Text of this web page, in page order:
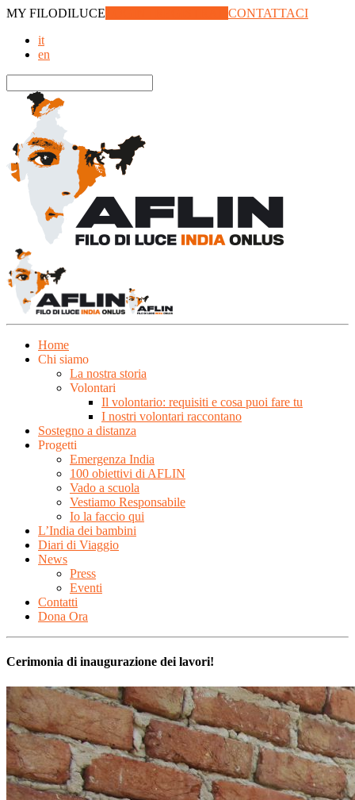
MY FILODILUCE
CONTATTACI
it
en
Home
Chi siamo
La nostra storia
Volontari
Il volontario: requisiti e cosa puoi fare tu
I nostri volontari raccontano
Sostegno a distanza
Progetti
Emergenza India
100 obiettivi di AFLIN
Vado a scuola
Vestiamo Responsabile
Io la faccio qui
L’India dei bambini
Diari di Viaggio
News
Press
Eventi
Contatti
Dona Ora
Cerimonia di inaugurazione dei lavori!